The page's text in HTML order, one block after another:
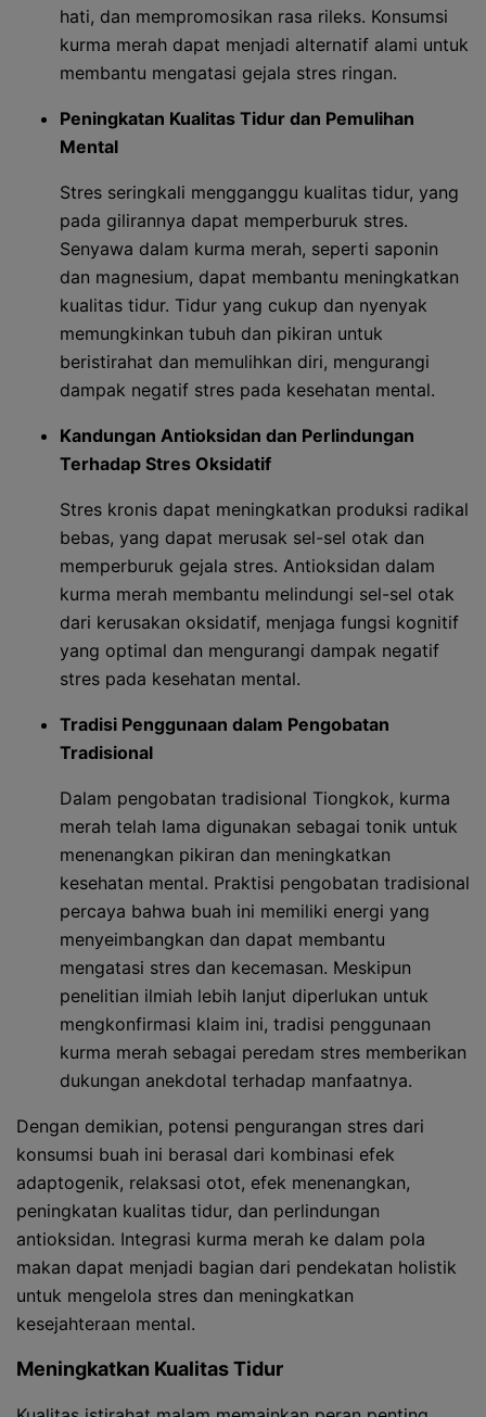
hati, dan mempromosikan rasa rileks. Konsumsi
kurma merah dapat menjadi alternatif alami untuk
membantu mengatasi gejala stres ringan.
Peningkatan Kualitas Tidur dan Pemulihan
Mental
Stres seringkali mengganggu kualitas tidur, yang
pada gilirannya dapat memperburuk stres.
Senyawa dalam kurma merah, seperti saponin
dan magnesium, dapat membantu meningkatkan
kualitas tidur. Tidur yang cukup dan nyenyak
memungkinkan tubuh dan pikiran untuk
beristirahat dan memulihkan diri, mengurangi
dampak negatif stres pada kesehatan mental.
Kandungan Antioksidan dan Perlindungan
Terhadap Stres Oksidatif
Stres kronis dapat meningkatkan produksi radikal
bebas, yang dapat merusak sel-sel otak dan
memperburuk gejala stres. Antioksidan dalam
kurma merah membantu melindungi sel-sel otak
dari kerusakan oksidatif, menjaga fungsi kognitif
yang optimal dan mengurangi dampak negatif
stres pada kesehatan mental.
Tradisi Penggunaan dalam Pengobatan
Tradisional
Dalam pengobatan tradisional Tiongkok, kurma
merah telah lama digunakan sebagai tonik untuk
menenangkan pikiran dan meningkatkan
kesehatan mental. Praktisi pengobatan tradisional
percaya bahwa buah ini memiliki energi yang
menyeimbangkan dan dapat membantu
mengatasi stres dan kecemasan. Meskipun
penelitian ilmiah lebih lanjut diperlukan untuk
mengkonfirmasi klaim ini, tradisi penggunaan
kurma merah sebagai peredam stres memberikan
dukungan anekdotal terhadap manfaatnya.
Dengan demikian, potensi pengurangan stres dari
konsumsi buah ini berasal dari kombinasi efek
adaptogenik, relaksasi otot, efek menenangkan,
peningkatan kualitas tidur, dan perlindungan
antioksidan. Integrasi kurma merah ke dalam pola
makan dapat menjadi bagian dari pendekatan holistik
untuk mengelola stres dan meningkatkan
kesejahteraan mental.
Meningkatkan Kualitas Tidur